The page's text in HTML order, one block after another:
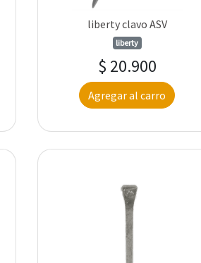
liberty clavo ASV
liberty
$ 20.900
Agregar al carro